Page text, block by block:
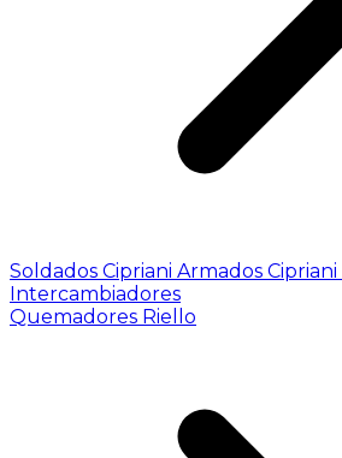
Soldados Cipriani Armados Cipriani
Intercambiadores
Quemadores Riello